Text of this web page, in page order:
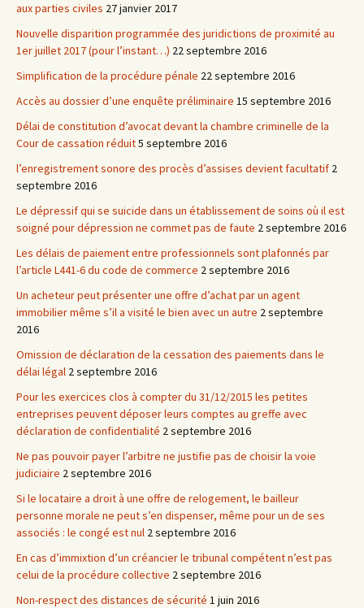
aux parties civiles 27 janvier 2017
Nouvelle disparition programmée des juridictions de proximité au
1er juillet 2017 (pour l’instant…) 22 septembre 2016
Simplification de la procédure pénale 22 septembre 2016
Accès au dossier d’une enquête préliminaire 15 septembre 2016
Délai de constitution d’avocat devant la chambre criminelle de la
Cour de cassation réduit5 septembre 2016
l’enregistrement sonore des procès d’assises devient facultatif 2
septembre 2016
Le dépressif qui se suicide dans un établissement de soins où il est
soigné pour dépression ne commet pas de faute 2 septembre 2016
Les délais de paiement entre professionnels sont plafonnés par
l’article L441-6 du code de commerce 2 septembre 2016
Un acheteur peut présenter une offre d’achat par un agent
immobilier même s’il a visité le bien avec un autre 2 septembre
2016
Omission de déclaration de la cessation des paiements dans le
délai légal 2 septembre 2016
Pour les exercices clos à compter du 31/12/2015 les petites
entreprises peuvent déposer leurs comptes au greffe avec
déclaration de confidentialité 2 septembre 2016
Ne pas pouvoir payer l’arbitre ne justifie pas de choisir la voie
judiciaire 2 septembre 2016
Si le locataire a droit à une offre de relogement, le bailleur
personne morale ne peut s’en dispenser, même pour un de ses
associés : le congé est nul 2 septembre 2016
En cas d’immixtion d’un créancier le tribunal compétent n’est pas
celui de la procédure collective 2 septembre 2016
Non-respect des distances de sécurité 1 juin 2016